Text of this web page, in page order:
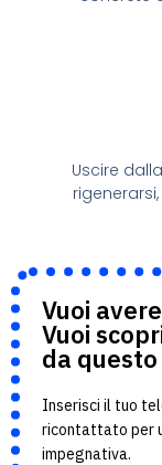
Uscire
Vuoi
Vuoi
da questo
Inserisci il tuo
ricontattato per
impegnativa.